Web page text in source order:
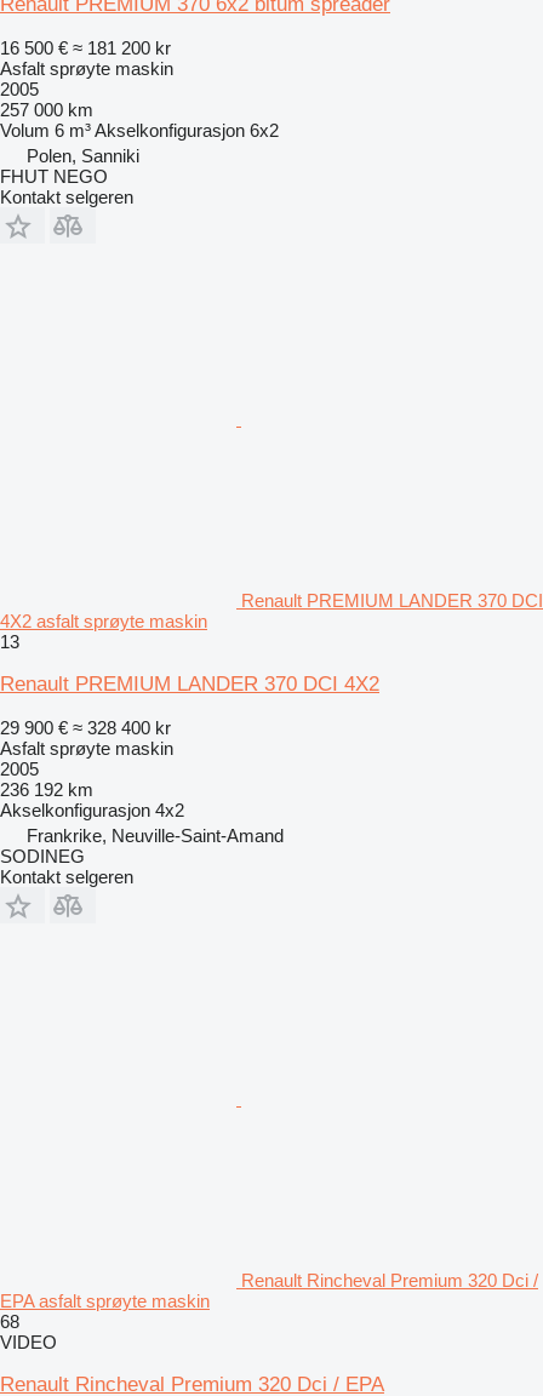
16 500 € ≈ 181 200 kr
Asfalt sprøyte maskin
2005
257 000 km
Volum 6 m³Akselkonfigurasjon 6x2
Polen, Sanniki
FHUT NEGO
Kontakt selgeren
Renault PREMIUM LANDER 370 DCI
4X2 asfalt sprøyte maskin
13
Renault PREMIUM LANDER 370 DCI 4X2
29 900 € ≈ 328 400 kr
Asfalt sprøyte maskin
2005
236 192 km
Akselkonfigurasjon 4x2
Frankrike, Neuville-Saint-Amand
SODINEG
Kontakt selgeren
Renault Rincheval Premium 320 Dci /
EPA asfalt sprøyte maskin
68
VIDEO
Renault Rincheval Premium 320 Dci / EPA